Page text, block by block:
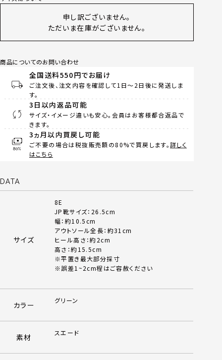
申し訳ございません。
ただいま在庫がございません。
商品についてのお問い合わせ
全国送料550円でお届け
ご注文後、注文内容を確認して1日～2日後に発送しま
す。
3日以内返品可能
サイズ・イメージ違いも安心。会員はお客様都合返品で
きます。
3ヵ月以内買戻し可能
ご不要の場合は税抜販売額の80%で買戻します。詳しく
はこちら
DATA
サイズ
8E
JP靴サイズ：26.5cm
幅：約10.5cm
アウトソール全長：約31cm
ヒール高さ：約2cm
高さ：約15.5cm
※平置き最大部分採寸
※誤差1~2cm程はご容赦ください
カラー グリーン
素材 スエード